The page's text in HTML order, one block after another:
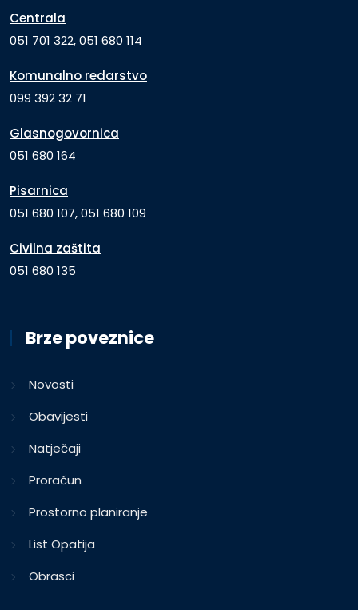
Centrala
051 701 322, 051 680 114
Komunalno redarstvo
099 392 32 71
Glasnogovornica
051 680 164
Pisarnica
051 680 107, 051 680 109
Civilna zaštita
051 680 135
Brze poveznice
Novosti
Obavijesti
Natječaji
Proračun
Prostorno planiranje
List Opatija
Obrasci